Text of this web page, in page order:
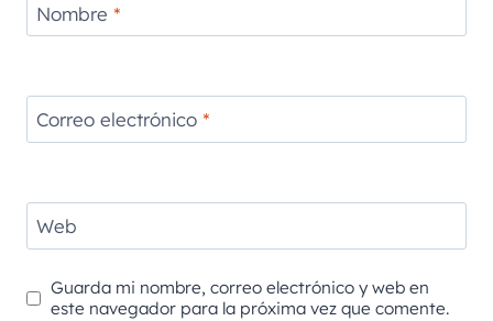
Nombre *
Correo electrónico *
Web
Guarda mi nombre, correo electrónico y web en
este navegador para la próxima vez que comente.